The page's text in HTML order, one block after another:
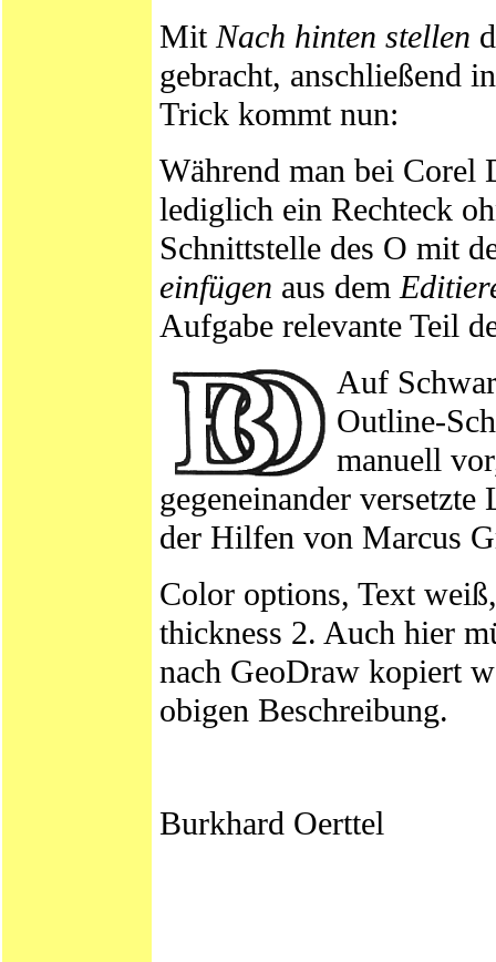
MitNach hinten stellen
gebracht, anschließend
Trick kommt nun:
Während man bei Corel
lediglich ein Rechteck
Schnittstelle des O mit
einfügen aus dem
Aufgabe relevante Teil
Auf
Outline-
manuell
gegeneinander
der Hilfen von Marcus
Color options, Text
thickness 2. Auch hier
nach GeoDraw kopiert
obigen Beschreibung.
Burkhard Oerttel